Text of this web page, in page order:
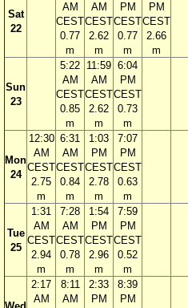
Sat
22
AM
CEST
0.77
m
AM
CEST
2.62
m
PM
CEST
0.77
m
PM
CEST
2.66
m
Sun
23
5:22
AM
CEST
0.85
m
11:59
AM
CEST
2.62
m
6:04
PM
CEST
0.73
m
Mon
24
12:30
AM
CEST
2.75
m
6:31
AM
CEST
0.84
m
1:03
PM
CEST
2.78
m
7:07
PM
CEST
0.63
m
Tue
25
1:31
AM
CEST
2.94
m
7:28
AM
CEST
0.78
m
1:54
PM
CEST
2.96
m
7:59
PM
CEST
0.52
m
2:17
AM
8:11
AM
2:33
PM
8:39
PM